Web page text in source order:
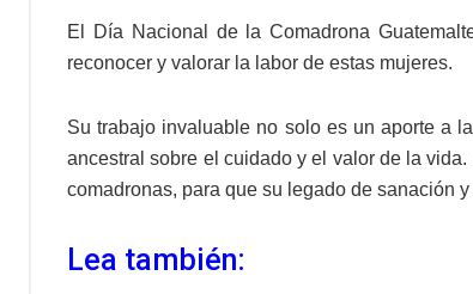
El Día Nacional de la Comadrona
reconocer y valorar la labor de estas mujeres.
Su trabajo invaluable no solo es un aporte a
ancestral sobre el cuidado y el valor de la
comadronas, para que su legado de sanación
Lea también: